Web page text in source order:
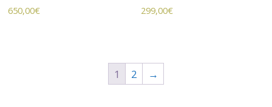
650,00€
299,00€
1 2 →